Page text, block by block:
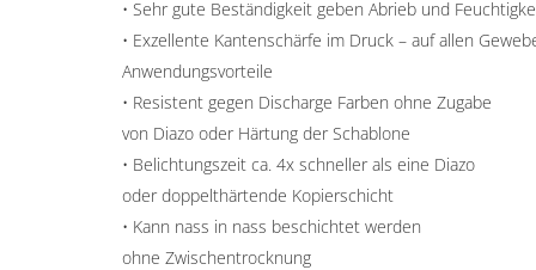
• Sehr gute Beständigkeit geben Abrieb und
• Exzellente Kantenschärfe im Druck – auf allen
Anwendungsvorteile
• Resistent gegen Discharge Farben ohne Zugabe
von Diazo oder Härtung der Schablone
• Belichtungszeit ca. 4x schneller als eine Diazo
oder doppelthärtende Kopierschicht
• Kann nass in nass beschichtet werden
ohne Zwischentrocknung